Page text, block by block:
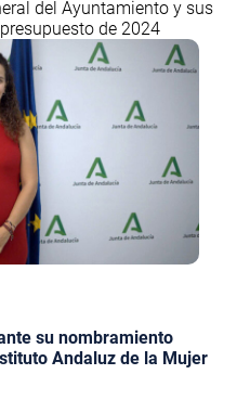
del Ayuntamiento y sus
de 2024
su nombramiento
Andaluz de la Mujer